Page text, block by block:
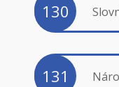
130
131